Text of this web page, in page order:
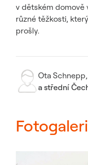
v dětském domově
různé těžkosti,
prošly.
Ota Schnepp,
a střední